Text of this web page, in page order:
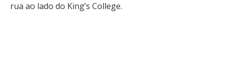
rua ao lado do King’s College.